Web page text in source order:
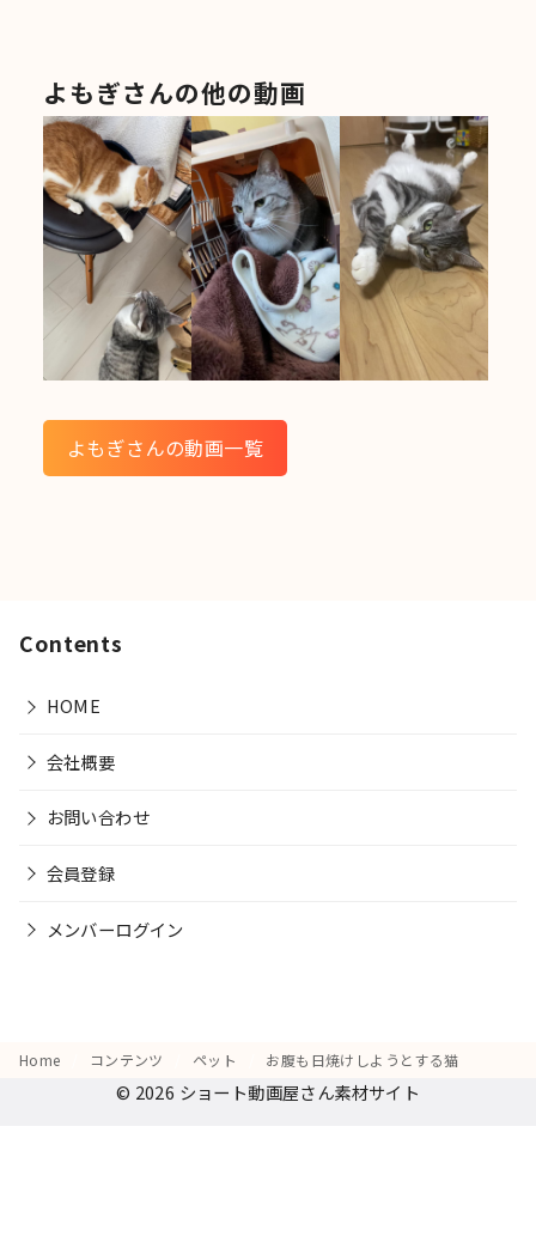
よもぎさんの他の動画
よもぎさんの動画一覧
Contents
HOME
会社概要
お問い合わせ
会員登録
メンバーログイン
Home コンテンツ ペット お腹も日焼けしようとする猫
© 2026 ショート動画屋さん素材サイト